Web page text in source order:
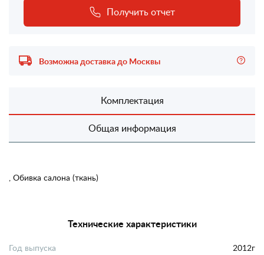
Получить отчет
Возможна доставка до Москвы
Комплектация
Общая информация
, Обивка салона (ткань)
Технические характеристики
Год выпуска 2012г